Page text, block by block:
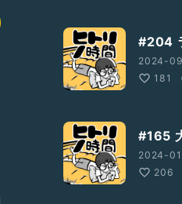
#204
2024-
181
#165
2024-
206